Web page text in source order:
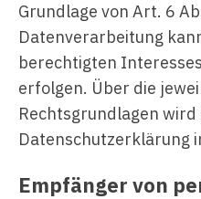
Grundlage von Art. 6
Datenverarbeitung
berechtigten
erfolgen. Über die
Rechtsgrundlagen
Datenschutzerklärung
Empfänger von